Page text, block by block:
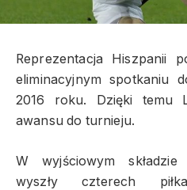
Reprezentacja Hiszpanii
eliminacyjnym spotkaniu
2016 roku. Dzięki temu
awansu do turnieju.
W wyjściowym składzie
wyszły czterech